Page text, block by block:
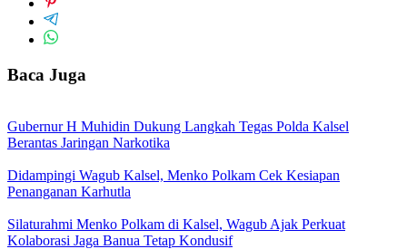
Baca Juga
Gubernur H Muhidin Dukung Langkah Tegas Polda Kalsel
Berantas Jaringan Narkotika
Didampingi Wagub Kalsel, Menko Polkam Cek Kesiapan
Penanganan Karhutla
Silaturahmi Menko Polkam di Kalsel, Wagub Ajak Perkuat
Kolaborasi Jaga Banua Tetap Kondusif